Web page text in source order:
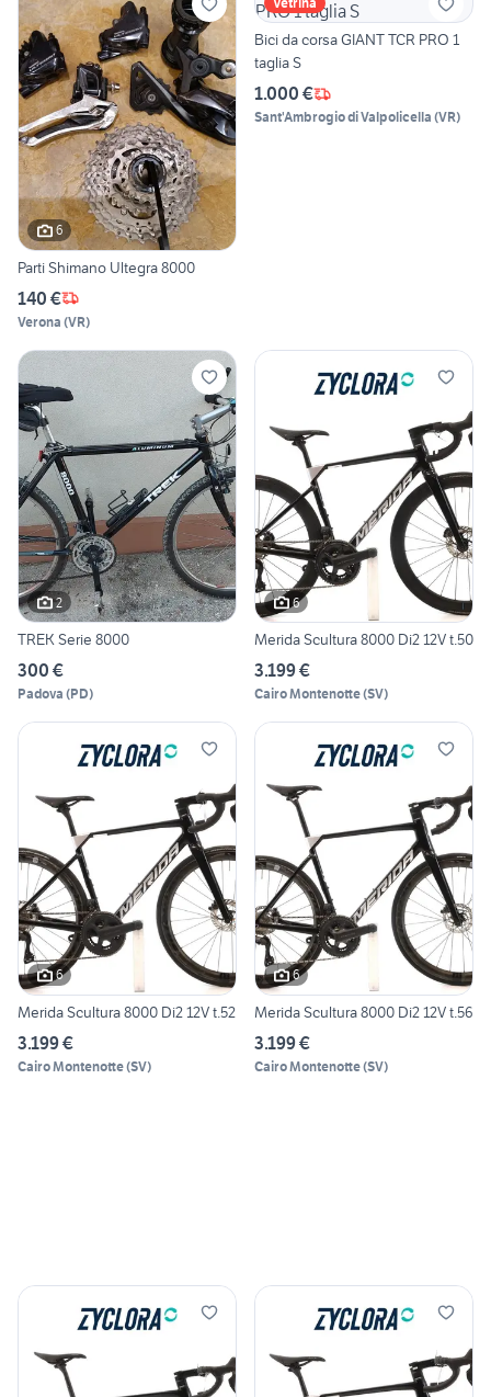
6
Parti Shimano Ultegra 8000
140 €
Verona (VR)
Bici da corsa GIANT TCR PRO 1
taglia S
1.000 €
Sant'Ambrogio di Valpolicella (VR)
2
TREK Serie 8000
300 €
Padova (PD)
6
Merida Scultura 8000 Di2 12V t.50
3.199 €
Cairo Montenotte(SV)
6
Merida Scultura 8000 Di2 12V t.52
3.199 €
Cairo Montenotte(SV)
6
Merida Scultura 8000 Di2 12V t.56
3.199 €
Cairo Montenotte(SV)